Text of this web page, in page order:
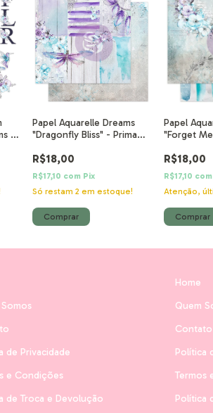
-
Papel Aquarelle Dreams
"Dragonfly Bliss" - Prima
R$18,00
R$17,10 com Pix
Só restam 2 em estoque!
Papel
"Forget
R$18,00
R$17,10 com
Atenção,
de Privacidade
e Condições
de Troca e Devolução
Home
Quem
Contato
Política
Termos
Política